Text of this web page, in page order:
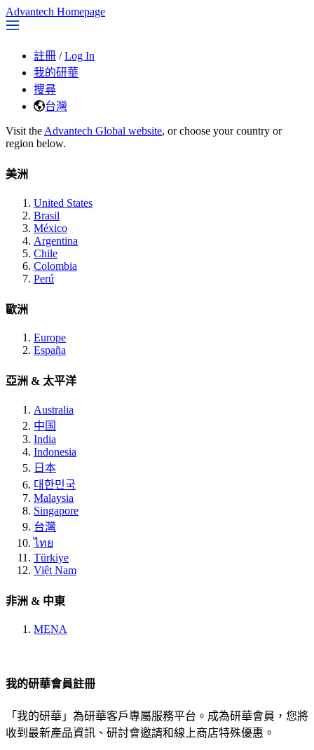
Advantech Homepage
註冊 / Log In
我的研華
搜尋
台灣
Visit the Advantech Global website, or choose your country or
region below.
美洲
United States
Brasil
México
Argentina
Chile
Colombia
Perú
歐洲
Europe
España
亞洲 & 太平洋
Australia
中国
India
Indonesia
日本
대한민국
Malaysia
Singapore
台灣
ไทย
Türkiye
Việt Nam
非洲 & 中東
MENA
我的研華會員註冊
「我的研華」為研華客戶專屬服務平台。成為研華會員，您將
收到最新產品資訊、研討會邀請和線上商店特殊優惠。